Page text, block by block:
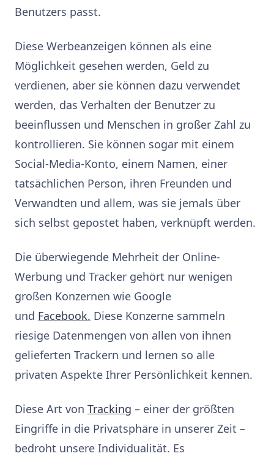
Benutzers passt.
Diese Werbeanzeigen können als eine
Möglichkeit gesehen werden, Geld zu
verdienen, aber sie können dazu verwendet
werden, das Verhalten der Benutzer zu
beeinflussen und Menschen in großer Zahl zu
kontrollieren. Sie können sogar mit einem
Social-Media-Konto, einem Namen, einer
tatsächlichen Person, ihren Freunden und
Verwandten und allem, was sie jemals über
sich selbst gepostet haben, verknüpft werden.
Die überwiegende Mehrheit der Online-
Werbung und Tracker gehört nur wenigen
großen Konzernen wie Google
und Facebook. Diese Konzerne sammeln
riesige Datenmengen von allen von ihnen
gelieferten Trackern und lernen so alle
privaten Aspekte Ihrer Persönlichkeit kennen.
Diese Art von Tracking – einer der größten
Eingriffe in die Privatsphäre in unserer Zeit –
bedroht unsere Individualität. Es